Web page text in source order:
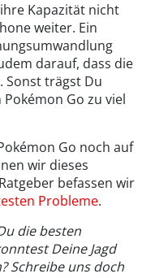
Kapazität nicht
weiter. Ein
darauf, dass die
Sonst trägst Du
Go zu viel
Go noch auf
wir dieses
befassen wir
Probleme.
die besten
Deine Jagd
Schreibe uns doch